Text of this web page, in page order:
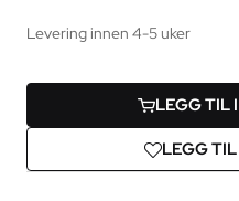
Levering innen 4-5 uker
LEGG TIL
LEGG